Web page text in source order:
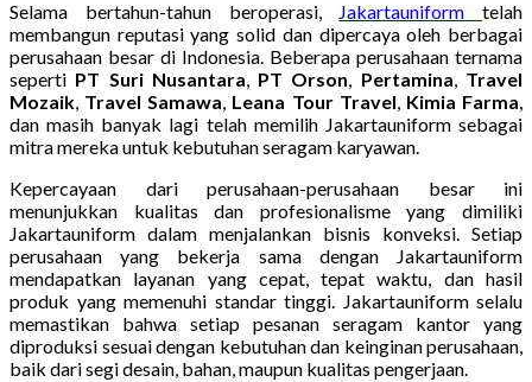
Selama bertahun-tahun beroperasi, Jakartauniform telah
membangun reputasi yang solid dan dipercaya oleh berbagai
perusahaan besar di Indonesia. Beberapa perusahaan ternama
seperti PT Suri Nusantara, PT Orson, Pertamina, Travel
Mozaik, Travel Samawa, Leana Tour Travel, Kimia Farma,
dan masih banyak lagi telah memilih Jakartauniform sebagai
mitra mereka untuk kebutuhan seragam karyawan.
Kepercayaan dari perusahaan-perusahaan besar ini
menunjukkan kualitas dan profesionalisme yang dimiliki
Jakartauniform dalam menjalankan bisnis konveksi. Setiap
perusahaan yang bekerja sama dengan Jakartauniform
mendapatkan layanan yang cepat, tepat waktu, dan hasil
produk yang memenuhi standar tinggi. Jakartauniform selalu
memastikan bahwa setiap pesanan seragam kantor yang
diproduksi sesuai dengan kebutuhan dan keinginan perusahaan,
baik dari segi desain, bahan, maupun kualitas pengerjaan.